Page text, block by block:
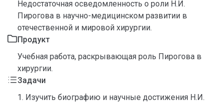
Недостаточная осведомленность о роли Н.И.
Пирогова в научно-медицинском развитии в
отечественной и мировой хирургии.
Продукт
Учебная работа, раскрывающая роль Пирогова в
хирургии.
Задачи
1. Изучить биографию и научные достижения Н.И.